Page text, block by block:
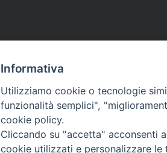
Informativa
Utilizziamo cookie o tecnologie
funzionalità semplici",
cookie policy.
Cliccando su "accetta" acconsenti
cookie utilizzati e personalizzare